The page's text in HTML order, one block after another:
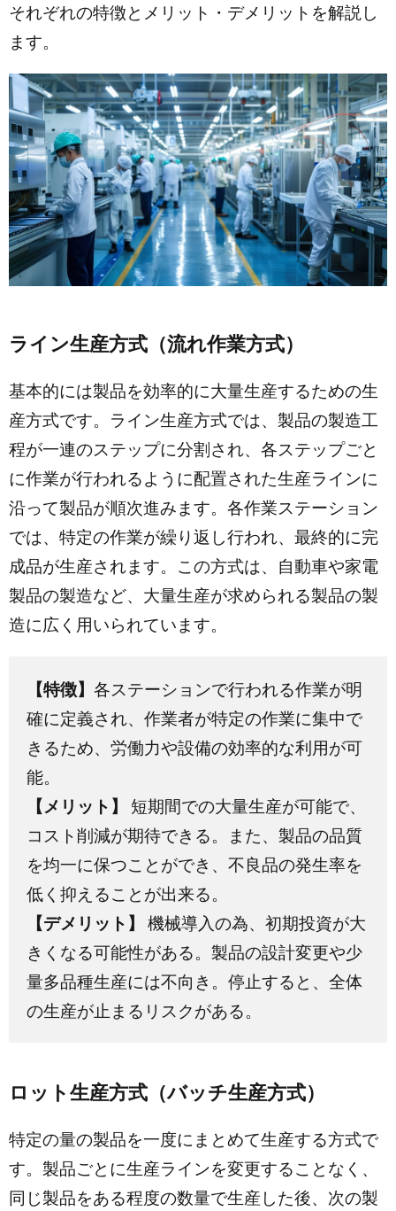
それぞれの特徴とメリット・デメリットを解説し
ます。
ライン生産方式（流れ作業方式）
基本的には製品を効率的に大量生産するための生
産方式です。ライン生産方式では、製品の製造工
程が一連のステップに分割され、各ステップごと
に作業が行われるように配置された生産ラインに
沿って製品が順次進みます。各作業ステーション
では、特定の作業が繰り返し行われ、最終的に完
成品が生産されます。この方式は、自動車や家電
製品の製造など、大量生産が求められる製品の製
造に広く用いられています。
【特徴】 各ステーションで行われる作業が明
確に定義され、作業者が特定の作業に集中で
きるため、労働力や設備の効率的な利用が可
能。
【メリット】
短期間での大量生産が可能で、
コスト削減が期待できる。また、製品の品質
を均一に保つことができ、不良品の発生率を
低く抑えることが出来る。
【デメリット】
機械導入の為、初期投資が大
きくなる可能性がある。製品の設計変更や少
量多品種生産には不向き。停止すると、全体
の生産が止まるリスクがある。
ロット生産方式（バッチ生産方式）
特定の量の製品を一度にまとめて生産する方式で
す。製品ごとに生産ラインを変更することなく、
同じ製品をある程度の数量で生産した後、次の製